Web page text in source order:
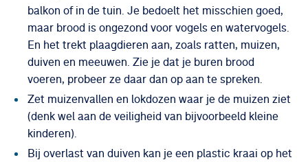
balkon of in de tuin. Je bedoelt het misschien goed,
maar brood is ongezond voor vogels en watervogels.
En het trekt plaagdieren aan, zoals ratten, muizen,
duiven en meeuwen. Zie je dat je buren brood
voeren, probeer ze daar dan op aan te spreken.
Zet muizenvallen en lokdozen waar je de muizen ziet
(denk wel aan de veiligheid van bijvoorbeeld kleine
kinderen).
Bij overlast van duiven kan je een plastic kraai op het